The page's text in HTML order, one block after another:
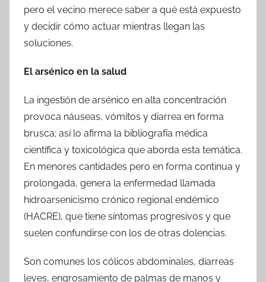
pero el vecino merece saber a qué está expuesto
y decidir cómo actuar mientras llegan las
soluciones.
El arsénico en la salud
La ingestión de arsénico en alta concentración
provoca náuseas, vómitos y diarrea en forma
brusca; así lo afirma la bibliografía médica
científica y toxicológica que aborda esta temática.
En menores cantidades pero en forma continua y
prolongada, genera la enfermedad llamada
hidroarsenicismo crónico regional endémico
(HACRE), que tiene síntomas progresivos y que
suelen confundirse con los de otras dolencias.
Son comunes los cólicos abdominales, diarreas
leves, engrosamiento de palmas de manos y